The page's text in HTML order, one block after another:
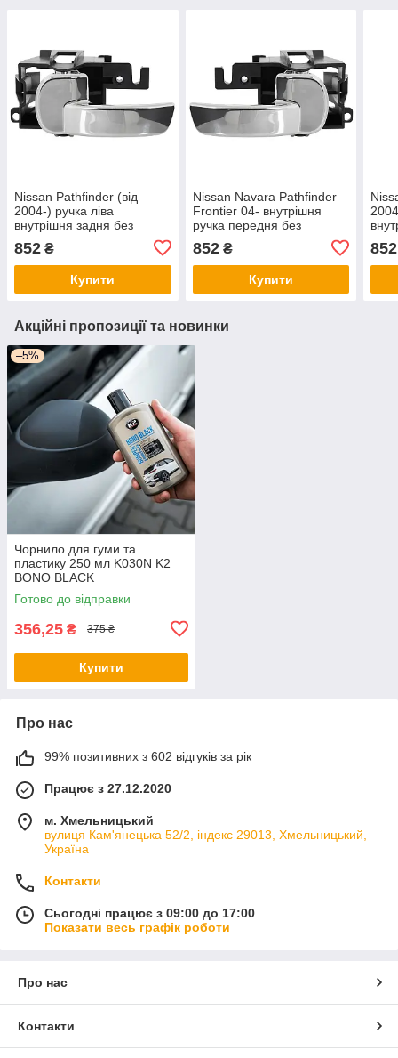
Nissan Pathfinder (від
2004-) ручка ліва
внутрішня задня без
блокування хром, Ніссан
Патфайндер
852 ₴
Купити
Nissan Navara Pathfinder
Frontier 04- внутрішня
ручка передня без
852₴
Купити
852
Акційні пропозиції та новинки
–5%
Чорнило для гуми та
пластику 250 мл K030N K2
BONO BLACK
Готово до відправки
356,25 ₴ 375 ₴
Купити
Про нас
99% позитивних з 602 відгуків за рік
Працює з 27.12.2020
м. Хмельницький
вулиця Кам'янецька 52/2, індекс 29013, Хмельницький,
Україна
Контакти
Сьогодні працює з 09:00 до 17:00
Показати весь графік роботи
Про нас
Контакти